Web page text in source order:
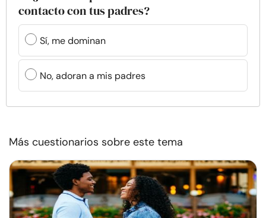
contacto con tus padres?
Sí, me dominan
No, adoran a mis padres
Más cuestionarios sobre este tema